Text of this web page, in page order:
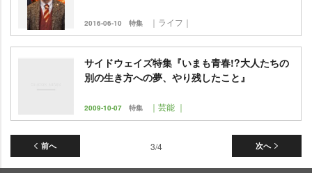
2016-06-10 特集 ｜ライフ｜
サイドウェイズ特集『いまも青春!?大人たちの
別の生き方への夢、やり残したこと』
2009-10-07 特集 ｜芸能 ｜
前へ 次へ
3/4